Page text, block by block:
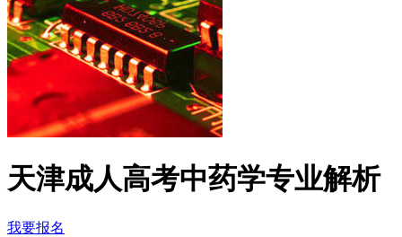
天津成人高考中药学专业解析
我要报名